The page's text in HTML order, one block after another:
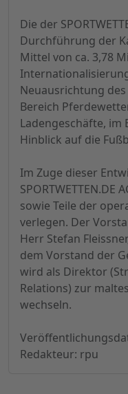
Die der
Durchführung der
Mittel von ca. 3,78
Neuausrichtung
Bereich
Ladengeschäfte, im
Hinblick auf die
Im Zuge dieser
sowie Teile der
verlegen. Der
Herr Stefan
dem Vorstand der
wird als Direktor
Relations) zur
wechseln.
Redakteur: rpu